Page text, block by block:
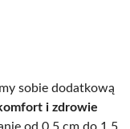
sobie dodatkową
i zdrowie